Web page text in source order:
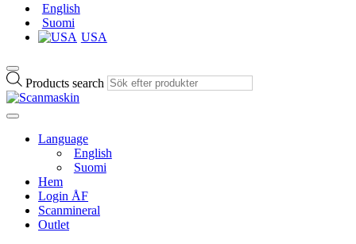
English
Suomi
USA
Products search
Language
English
Suomi
Hem
Login ÅF
Scanmineral
Outlet